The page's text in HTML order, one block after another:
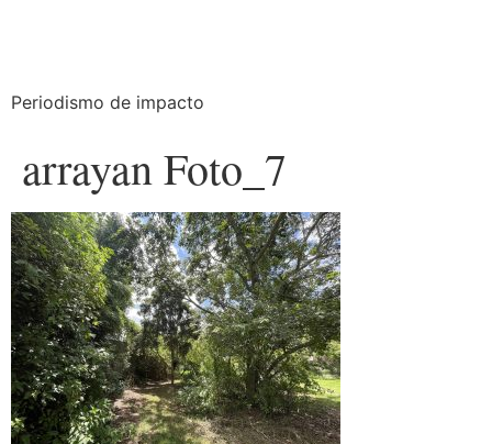
Periodismo de impacto
arrayan Foto_7